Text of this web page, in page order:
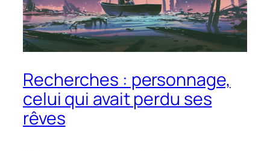
Recherches : personnage,
celui qui avait perdu ses
rêves